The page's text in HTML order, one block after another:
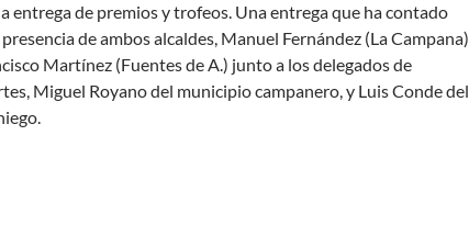
entrega de premios y trofeos. Una entrega que ha contado
de ambos alcaldes, Manuel Fernández (La Campana)
Martínez (Fuentes de A.) junto a los delegados de
Miguel Royano del municipio campanero, y Luis Conde del